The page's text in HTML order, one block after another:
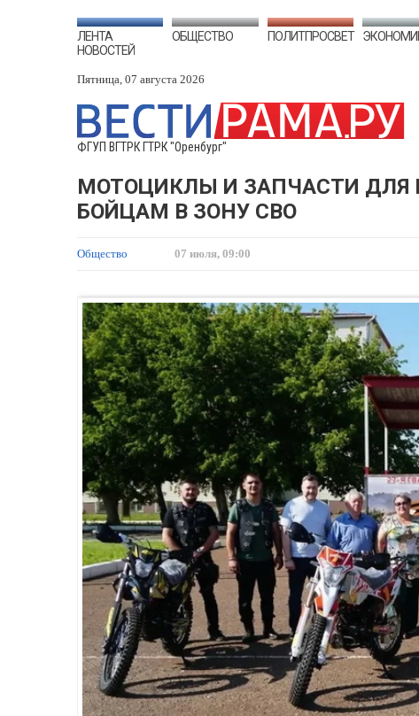
ЛЕНТА
НОВОСТЕЙ
ОБЩЕСТВО ПОЛИТПРОСВЕТ
Пятница, 07 августа 2026
ФГУП ВГТРК ГТРК "Оренбург"
МОТОЦИКЛЫ И ЗАПЧАСТИ ДЛЯ
БОЙЦАМ В ЗОНУ СВО
Общество 07 июля, 09:00